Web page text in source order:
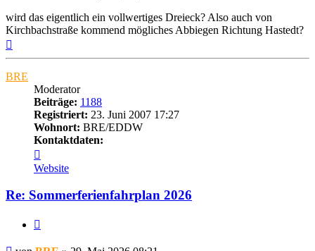
wird das eigentlich ein vollwertiges Dreieck? Also auch von
Kirchbachstraße kommend mögliches Abbiegen Richtung Hastedt?
BRE
Moderator
Beiträge: 1188
Registriert: 23. Juni 2007 17:27
Wohnort: BRE/EDDW
Kontaktdaten:
von
BRE
Website
Re: Sommerferienfahrplan 2026